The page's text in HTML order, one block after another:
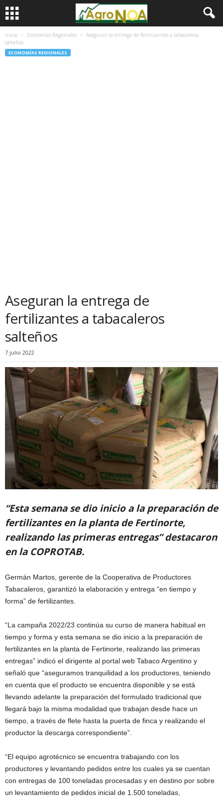
Inicio Economías Regionales
Aseguran la entrega de fertilizantes a tabacaleros
salteños
ECONOMÍAS REGIONALES
Aseguran la entrega de
fertilizantes a tabacaleros
salteños
7 julio 2022
“Esta semana se dio inicio a la preparación de
fertilizantes en la planta de Fertinorte,
realizando las primeras entregas” destacaron
en la COPROTAB.
Germán Martos, gerente de la Cooperativa de Productores
Tabacaleros, garantizó la elaboración y entrega “en tiempo y
forma” de fertilizantes.
“La campaña 2022/23 continúa su curso de manera habitual en
tiempo y forma y esta semana se dio inicio a la preparación de
fertilizantes en la planta de Fertinorte, realizando las primeras
entregas” indicó el dirigente al portal web Tabaco Argentino y
señaló que “aseguramos tranquilidad a los productores, teniendo
en cuenta que el producto se encuentra disponible y se está
llevando adelante la preparación del formulado tradicional que
llegará bajo la misma modalidad que trabajan desde hace un
tiempo, a través de flete hasta la puerta de finca y realizando el
productor la descarga correspondiente”.
“El equipo agrotécnico se encuentra trabajando con los
productores y levantando pedidos entre los cuales ya se cuentan
con entregas de 100 toneladas procesadas y en destino por sobre
un levantamiento de pedidos inicial de 1.500 toneladas,